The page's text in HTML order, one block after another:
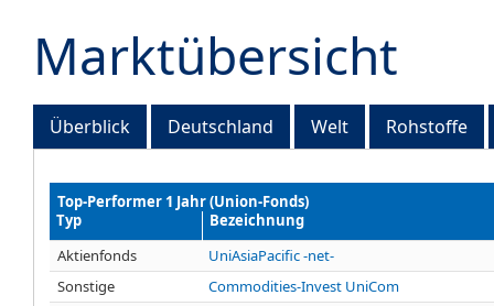
Marktübersicht
Überblick Deutschland Welt Rohstoffe
Top-Performer 1 Jahr (Union-Fonds)
Typ
Bezeichnung
Aktienfonds
UniAsiaPacific -net-
Sonstige
Commodities-Invest UniCom